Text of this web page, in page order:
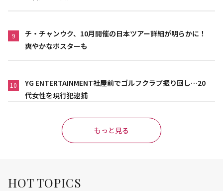
9
チ・チャンウク、10月開催の日本ツアー詳細が明らかに！
爽やかなポスターも
10
YG ENTERTAINMENT社屋前でゴルフクラブ振り回し…20
代女性を現行犯逮捕
もっと見る
HOT TOPICS